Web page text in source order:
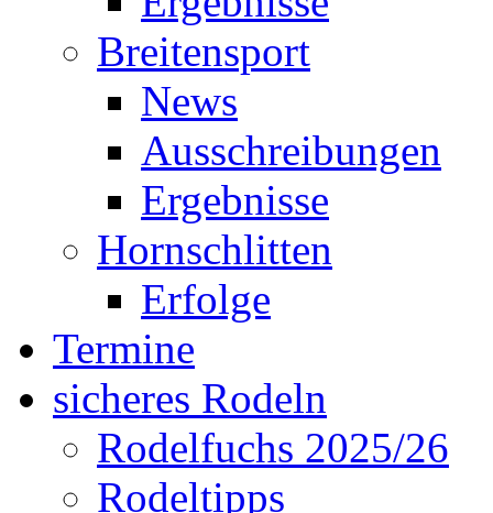
Breitensport
News
Ausschreibungen
Ergebnisse
Hornschlitten
Erfolge
Termine
sicheres Rodeln
Rodelfuchs 2025/26
Rodeltipps